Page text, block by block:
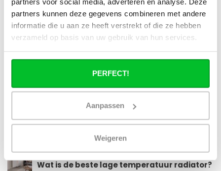
partners kunnen deze gegevens combineren met andere
informatie die u aan ze heeft verstrekt of die ze hebben
verzameld op basis van uw gebruik van hun services.
PERFECT!
Aanpassen
Weigeren
15-07-2026
Radiator vervangen: past het op oud
leidingwerk?
15-07-2026
Besparing hybride radiator: hoeveel
Welke radiator heb ik nodig bij een
warmtepomp?
30-06-2026
Wat is de beste lage temperatuur radiator?